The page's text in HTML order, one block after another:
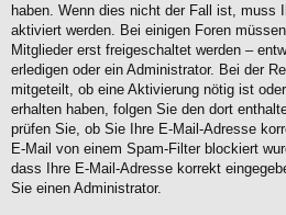
haben. Wenn dies nicht der Fall ist, muss
aktiviert werden. Bei einigen Foren
Mitglieder erst freigeschaltet werden –
erledigen oder ein Administrator. Bei der
mitgeteilt, ob eine Aktivierung nötig ist
erhalten haben, folgen Sie den dort
prüfen Sie, ob Sie Ihre E-Mail-Adresse
E-Mail von einem Spam-Filter blockiert
dass Ihre E-Mail-Adresse korrekt
Sie einen Administrator.